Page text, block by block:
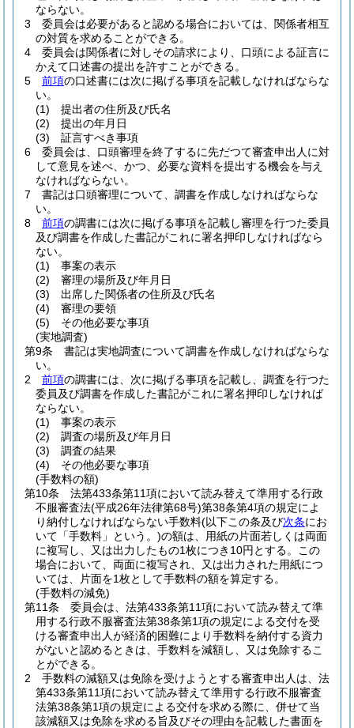
ならない。
3
委員会は必要があると認める場合においては、関係者相互
の対質を求めることができる。
4
委員会は関係者に対しその請求により、口頭による証言に
かえて口述書の提出を許すことができる。
5
前項の口述書には次に掲げる事項を記載しなければならな
い。
(1)
提出者の住所及び氏名
(2)
提出の年月日
(3)
証言すべき事項
6
委員会は、口頭審理を終了するに先だつて審査申出人に対
して意見を述べ、かつ、必要な資料を提出する機会を与え
なければならない。
7
書記は口頭審理について、調書を作成しなければならな
い。
8
前項の調書には次に掲げる事項を記載し審理を行つた委員
及び調書を作成した書記がこれに署名押印しなければなら
ない。
(1)
事案の表示
(2)
審理の場所及び年月日
(3)
出席した関係者の住所及び氏名
(4)
審理の要領
(5)
その他必要な事項
(実地調査)
第9条
書記は実地調査について調書を作成しなければならな
い。
2
前項の調書には、次に掲げる事項を記載し、調査を行つた
委員及び調書を作成した書記がこれに署名押印しなければ
ならない。
(1)
事案の表示
(2)
調査の場所及び年月日
(3)
調査の結果
(4)
その他必要な事項
(手数料の額)
第10条
法第433条第11項において読み替えて準用する行政
不服審査法(平成26年法律第68号)第38条第4項の規定によ
り納付しなければならない手数料(以下この条及び次条にお
いて「手数料」という。)の額は、用紙の片面若しくは両面
に複写し、又は出力したもの1枚につき10円とする。
この
場合において、両面に複写され、又は出力された用紙につ
いては、片面を1枚として手数料の額を算定する。
(手数料の減免)
第11条
委員会は、法第433条第11項において読み替えて準
用する行政不服審査法第38条第1項の規定による交付を受
ける審査申出人が経済的困難により手数料を納付する資力
がないと認めるときは、手数料を減額し、又は免除するこ
とができる。
2
手数料の減額又は免除を受けようとする審査申出人は、法
第433条第11項において読み替えて準用する行政不服審査
法第38条第1項の規定による交付を求める際に、併せて当
該減額又は免除を求める旨及びその理由を記載した書面を